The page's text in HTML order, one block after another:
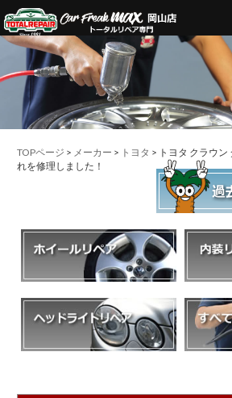
TOPページ > メーカー > トヨタ > トヨタ クラウ
れを修理しました！